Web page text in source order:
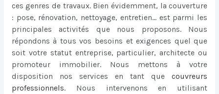
ces genres de travaux. Bien évidemment, la couverture
: pose, rénovation, nettoyage, entretien… est parmi les
principales activités que nous proposons. Nous
répondons à tous vos besoins et exigences quel que
soit votre statut entreprise, particulier, architecte ou
promoteur immobilier. Nous mettons à votre
disposition nos services en tant que couvreurs
professionnels. Nous intervenons en utilisant